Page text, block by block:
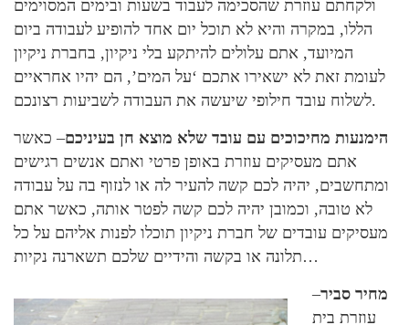
ולקחתם עוזרת שהסכימה לעבוד בשעות ובימים המסוימים
הללו, במקרה והיא לא תוכל יום אחד להופיע לעבודה ביום
המיועד, אתם עלולים להיתקע בלי ניקיון, בחברת ניקיון
לעומת זאת לא ישאירו אתכם ‘על המים’, הם יהיו אחראיים
לשלוח עובד חילופי שיעשה את העבודה לשביעות רצונכם.
הימנעות מחיכוכים עם עובד שלא מוצא חן בעיניכם– כאשר
אתם מעסיקים עוזרת באופן פרטי ואתם אנשים רגישים
ומתחשבים, יהיה לכם קשה להעיר לה או לנזוף בה על עבודה
לא טובה, וכמובן יהיה לכם קשה לפטר אותה, כאשר אתם
מעסיקים עובדים של חברת ניקיון תוכלו לפנות אליהם על כל
תלונה או בקשה והידיים שלכם תשארנה נקיות…
מחיר סביר–
עוזרת בית